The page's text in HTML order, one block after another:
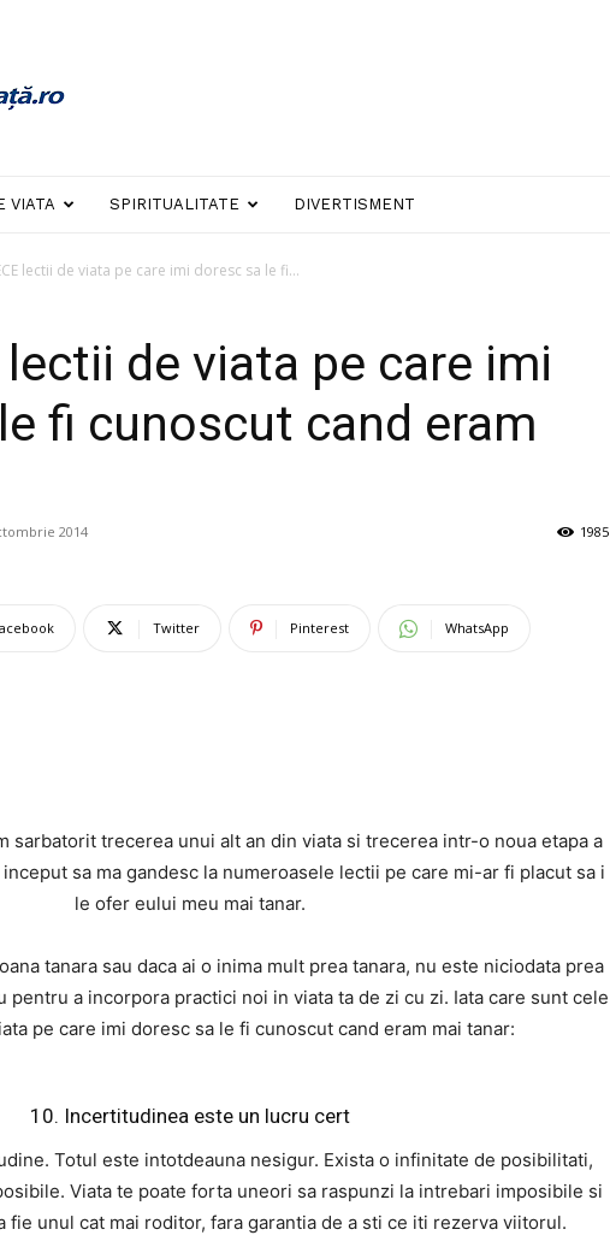
VIATA SPIRITUALITATE DIVERTISMENT
lectii de viata pe care imi doresc sa le fi...
lectii de viata pe care imi
fi cunoscut cand eram
2014 1985
Twitter Pinterest WhatsApp
sarbatorit trecerea unui alt an din viata si trecerea intr-o noua etapa a
sa ma gandesc la numeroasele lectii pe care mi-ar fi placut sa i
le ofer eului meu mai tanar.
tanara sau daca ai o inima mult prea tanara, nu este niciodata prea
pentru a incorpora practici noi in viata ta de zi cu zi. Iata care sunt cele
pe care imi doresc sa le fi cunoscut cand eram mai tanar:
10. Incertitudinea este un lucru cert
Totul este intotdeauna nesigur. Exista o infinitate de posibilitati,
Viata te poate forta uneori sa raspunzi la intrebari imposibile si
fie unul cat mai roditor, fara garantia de a sti ce iti rezerva viitorul.